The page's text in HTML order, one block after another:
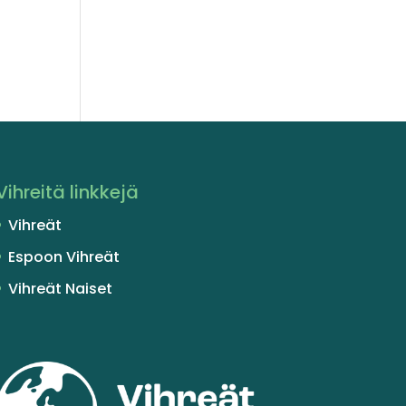
linkkejä
Vihreät
Espoon Vihreät
Vihreät Naiset